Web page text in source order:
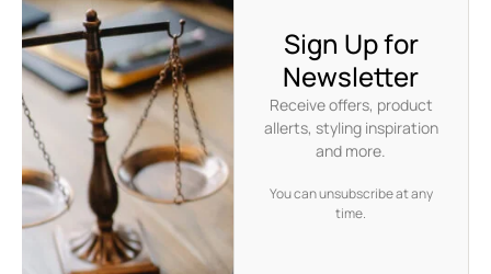
Sign Up for
Newsletter
Receive offers, product
allerts, styling inspiration
and more.
You can unsubscribe at any
time.